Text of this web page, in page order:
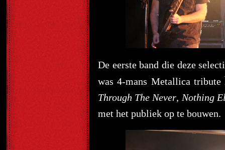
De eerste band die deze
was 4-mans Metallica tribute
Through The Never, Nothing
met het publiek op te bouwen.